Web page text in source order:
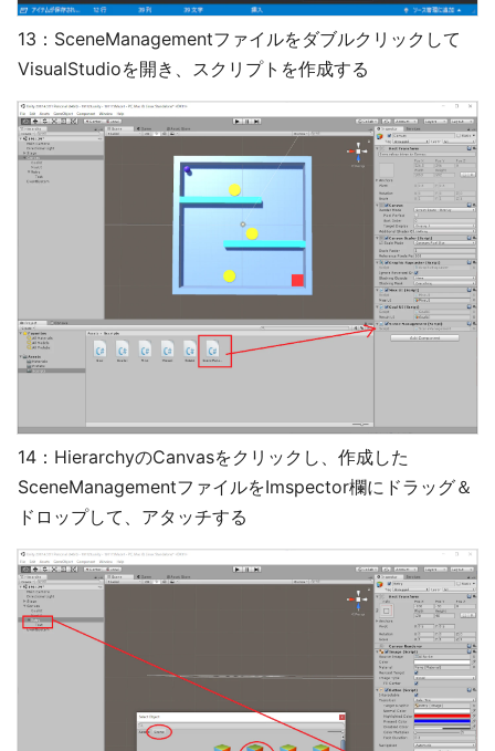
13：SceneManagementファイルをダブルクリックして
VisualStudioを開き、スクリプトを作成する
14：HierarchyのCanvasをクリックし、作成した
SceneManagementファイルをImspector欄にドラッグ＆
ドロップして、アタッチする